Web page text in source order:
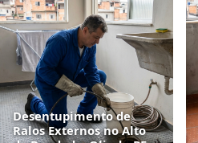
Desentupimento de
Ralos Externos no Alto